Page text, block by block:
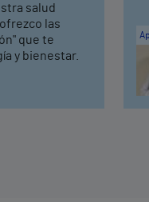
salud
las
que te
y bienestar.